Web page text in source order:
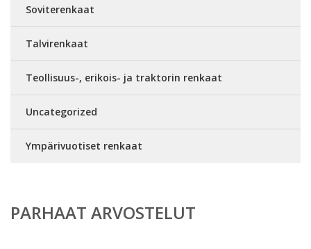
Soviterenkaat
Talvirenkaat
Teollisuus-, erikois- ja traktorin renkaat
Uncategorized
Ympärivuotiset renkaat
PARHAAT ARVOSTELUT